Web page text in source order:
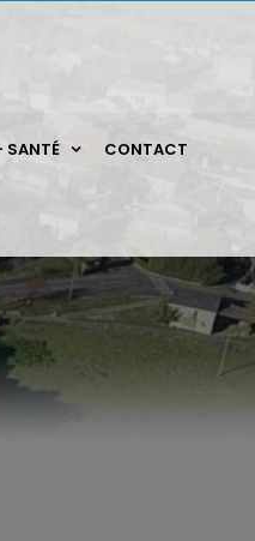
SANTÉ CONTACT